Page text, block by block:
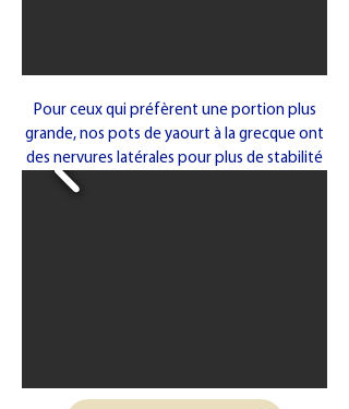
Pour ceux qui préfèrent une portion plus
grande, nos pots de yaourt à la grecque ont
des nervures latérales pour plus de stabilité